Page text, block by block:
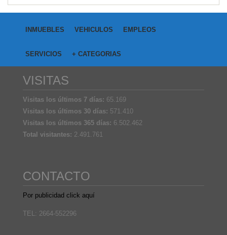
INMUEBLES VEHICULOS EMPLEOS
SERVICIOS + CATEGORIAS
VISITAS
Visitas los últimos 7 días: 65.169
Visitas los últimos 30 días: 571.410
Visitas los últimos 365 días: 6.502.462
Total visitantes: 2.491.761
CONTACTO
Por publicidad click aquí
TEL: 2664-552296